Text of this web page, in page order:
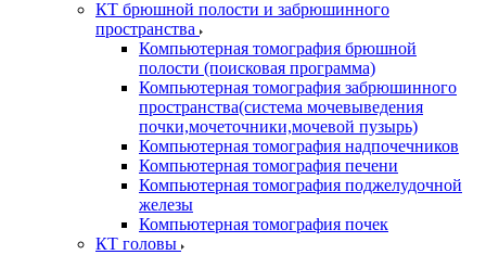
КТ брюшной полости и забрюшинного
пространства
Компьютерная томография брюшной
полости (поисковая программа)
Компьютерная томография забрюшинного
пространства(система мочевыведения
почки,мочеточники,мочевой пузырь)
Компьютерная томография надпочечников
Компьютерная томография печени
Компьютерная томография поджелудочной
железы
Компьютерная томография почек
КТ головы